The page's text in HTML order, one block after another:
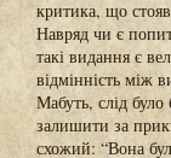
критика, що
Навряд чи є
такі видання є
відмінність між
Мабуть, слід
залишити за
схожий: “Вона